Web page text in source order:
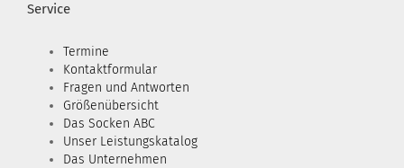
Service
Termine
Kontaktformular
Fragen und Antworten
Größenübersicht
Das Socken ABC
Unser Leistungskatalog
Das Unternehmen